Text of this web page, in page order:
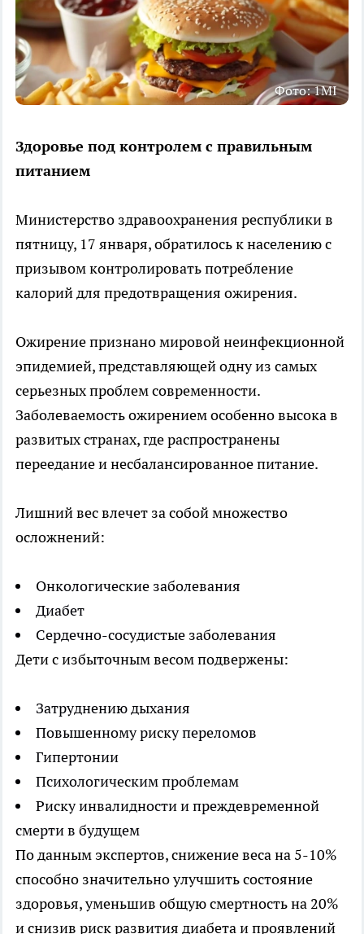
Фото: 1MI
Здоровье под контролем с правильным
питанием
Министерство здравоохранения республики в
пятницу, 17 января, обратилось к населению с
призывом контролировать потребление
калорий для предотвращения ожирения.
Ожирение признано мировой неинфекционной
эпидемией, представляющей одну из самых
серьезных проблем современности.
Заболеваемость ожирением особенно высока в
развитых странах, где распространены
переедание и несбалансированное питание.
Лишний вес влечет за собой множество
осложнений:
Онкологические заболевания
Диабет
Сердечно-сосудистые заболевания
Дети с избыточным весом подвержены:
Затруднению дыхания
Повышенному риску переломов
Гипертонии
Психологическим проблемам
Риску инвалидности и преждевременной
смерти в будущем
По данным экспертов, снижение веса на 5-10%
способно значительно улучшить состояние
здоровья, уменьшив общую смертность на 20%
и снизив риск развития диабета и проявлений